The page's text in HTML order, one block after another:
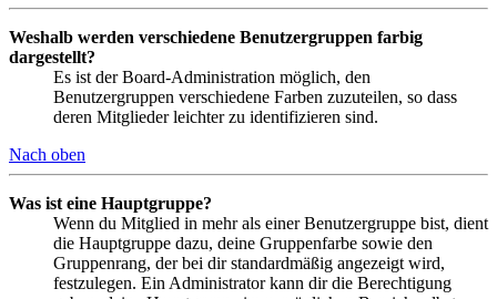
Weshalb werden verschiedene Benutzergruppen farbig
dargestellt?
Es ist der Board-Administration möglich, den
Benutzergruppen verschiedene Farben zuzuteilen, so dass
deren Mitglieder leichter zu identifizieren sind.
Nach oben
Was ist eine Hauptgruppe?
Wenn du Mitglied in mehr als einer Benutzergruppe bist, dient
die Hauptgruppe dazu, deine Gruppenfarbe sowie den
Gruppenrang, der bei dir standardmäßig angezeigt wird,
festzulegen. Ein Administrator kann dir die Berechtigung